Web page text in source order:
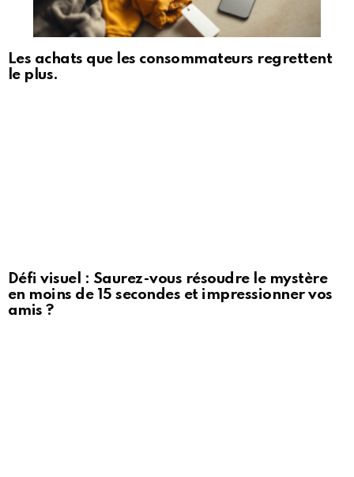
Les achats que les consommateurs regrettent
le plus.
Défi visuel : Saurez-vous résoudre le mystère
en moins de 15 secondes et impressionner vos
amis ?